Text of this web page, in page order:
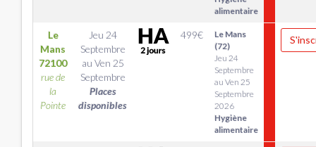
alimentaire
Le
Mans
72100
rue de
la
Pointe
Jeu 24
Septembre
au Ven 25
Septembre
Places
disponibles
499€
Le Mans
(72)
Jeu 24
Septembre
au Ven 25
Septembre
2026
Hygiène
alimentaire